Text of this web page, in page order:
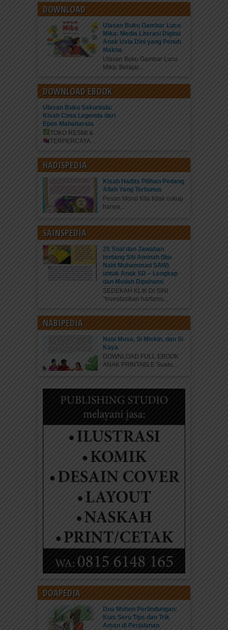
DOWNLOAD
Ulasan Buku Gambar Lucu
Mika: Media Literasi Digital
Anak Usia Dini yang Penuh
Makna
Ulasan Buku Gambar Lucu
Mika: Belajar...
DOWNLOAD EBOOK
Ulasan Buku Sakuntala:
Kisah Cinta Legenda dari
Epos Mahabarata
TOKO RESMI &
TERPERCAYA ...
HADISPEDIA
Kisah Hadits Pilihan Pedang
Allah Yang Terhunus
Pesan Moral Kita tidak cukup
hanya...
SAINSPEDIA
25 Soal dan Jawaban
tentang Siti Aminah (Ibu
Nabi Muhammad SAW)
untuk Anak SD – Lengkap
dan Mudah Dipahami
SEDEKAH KLIK DI SINI
“Investasikan hartamu...
NABIPEDIA
Nabi Musa, Si Miskin, dan Si
Kaya
DOWNLOAD FULL EBOOK
ANAK PRINTABLE Suatu...
DOAPEDIA
Doa Mohon Perlindungan:
Kuis Seru Tips dan Trik
Aman di Perjalanan